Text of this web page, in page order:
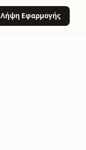
Λήψη Εφαρμογής